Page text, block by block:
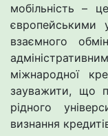
мобільність –
європейськими
взаємного
міжнародної
зауважити, що
рідного
визнання